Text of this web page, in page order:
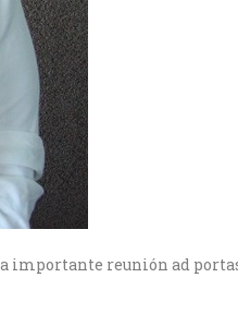
importante reunión ad